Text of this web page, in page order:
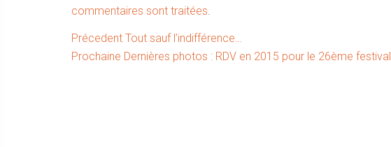
commentaires sont traitées.
Navigation
de
Précedent Article
précédent :
Tout sauf l’indifférence…
Prochaine Article
Dernières photos : RDV en 2015 pour le 26ème festival